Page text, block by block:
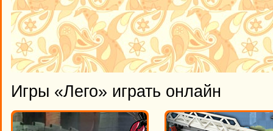
Игры «Лего» играть онлайн